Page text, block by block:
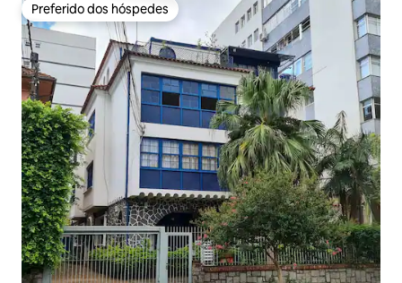
Preferido dos hóspedes
Preferido dos hóspedes